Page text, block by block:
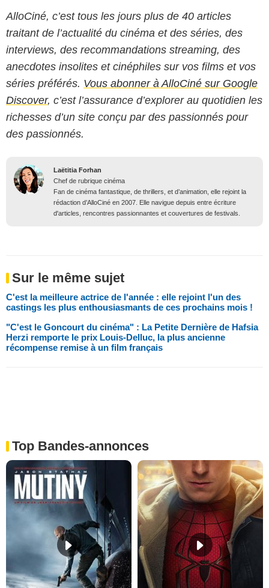
AlloCiné, c’est tous les jours plus de 40 articles
traitant de l’actualité du cinéma et des séries, des
interviews, des recommandations streaming, des
anecdotes insolites et cinéphiles sur vos films et vos
séries préférés. Vous abonner à AlloCiné sur Google
Discover, c’est l’assurance d’explorer au quotidien les
richesses d’un site conçu par des passionnés pour
des passionnés.
Laëtitia Forhan
Chef de rubrique cinéma
Fan de cinéma fantastique, de thrillers, et d’animation, elle rejoint la
rédaction d’AlloCiné en 2007. Elle navigue depuis entre écriture
d'articles, rencontres passionnantes et couvertures de festivals.
Sur le même sujet
C'est la meilleure actrice de l'année : elle rejoint l'un des
castings les plus enthousiasmants de ces prochains mois !
"C'est le Goncourt du cinéma" : La Petite Dernière de Hafsia
Herzi remporte le prix Louis-Delluc, la plus ancienne
récompense remise à un film français
Top Bandes-annonces